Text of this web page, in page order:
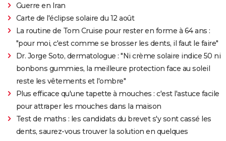
Guerre en Iran
Carte de l'éclipse solaire du 12 août
La routine de Tom Cruise pour rester en forme à 64 ans :
"pour moi, c'est comme se brosser les dents, il faut le faire"
Dr. Jorge Soto, dermatologue : "Ni crème solaire indice 50 ni
bonbons gummies, la meilleure protection face au soleil
reste les vêtements et l'ombre"
Plus efficace qu'une tapette à mouches : c'est l'astuce facile
pour attraper les mouches dans la maison
Test de maths : les candidats du brevet s'y sont cassé les
dents, saurez-vous trouver la solution en quelques